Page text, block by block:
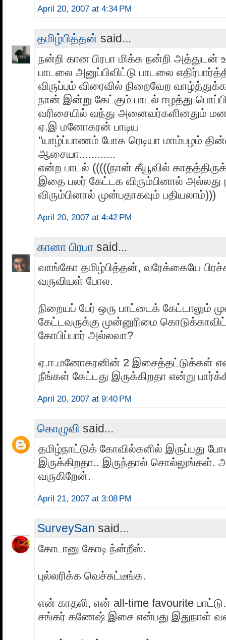
April 20, 2007 at 4:34 PM
தமிழ்பித்தன் said...
நன்றி கான பிரபா மிக்க நன்றி அத்துடன்
பாடலை அனுப்பிவிட்டு பாடலை
விருப்பம் விரைவில் நிறைவேற
நான் இன்று கேட்கும் பாடல் ஈழத்து
வரிசையில் வந்து அனைவர்களினதும்
ஏ.இ மனோகரன் பாடிய
"யாழ்ப்பாணம் போக ரெடியா மாம்பழம்
ஆசையா............
என்ற பாடல் (((((நான் கீயூவில்
இதை பலர் கேட்டக விரும்பினால்
விரும்பினால் முன்பதாகவும் பதியலாம்)))
April 20, 2007 at 4:42 PM
கானா பிரபா said...
வாங்கோ தமிழ்பித்தன், வரேக்கையே
வருவியள் போல.
நிறையப் பேர் ஒரு பாட்டைக் கேட்டாலும்
கேட்டவருக்கு முன்னுரிமை
கோபிப்பார் அல்லவா?
ஏ.ஈ.மனோகரனின் 2 இசைத்தட்டுக்கள்
நீங்கள் கேட்டது இருக்கிறதா என்று
April 20, 2007 at 9:40 PM
கொழுவி said...
தமிழ்நாட்டுக் கோவில்களில் இருப்பது
இருக்கிறதா.. இருந்தால் சொல்லுங்கள்.
வருகிறேன்.
April 21, 2007 at 3:08 PM
SurveySan said...
கோடானு கோடி ந்ன்றீஸ்.
புல்லரிக்க வெச்சுட்டீங்க.
என் காதலி, என் all-time favourite பாட்டு.
சங்கர் கணேஷ் இசை என்பது இதுநாள்